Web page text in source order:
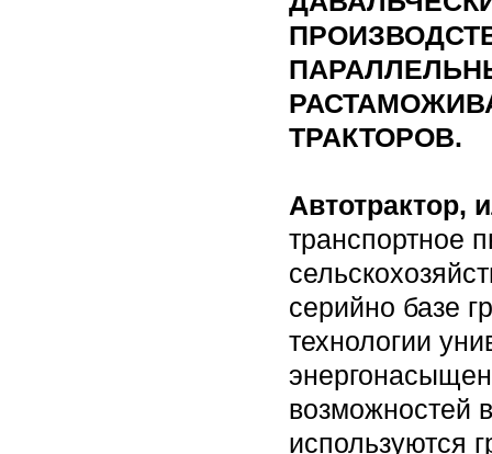
ТРАКТОРОВ.
Автотрактор,
транспортное
серийно базе
технологии
возможностей
используются